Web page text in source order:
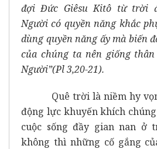
đợi Đức Giêsu Kitô từ trời
Người có quyền năng khắc
dùng quyền năng ấy mà biến
của chúng ta nên giống
Người”(Pl 3,20-21).
Quê trời là niềm hy
động lực khuyến khích
cuộc sống đầy gian nan ở
không thì những cố gắng